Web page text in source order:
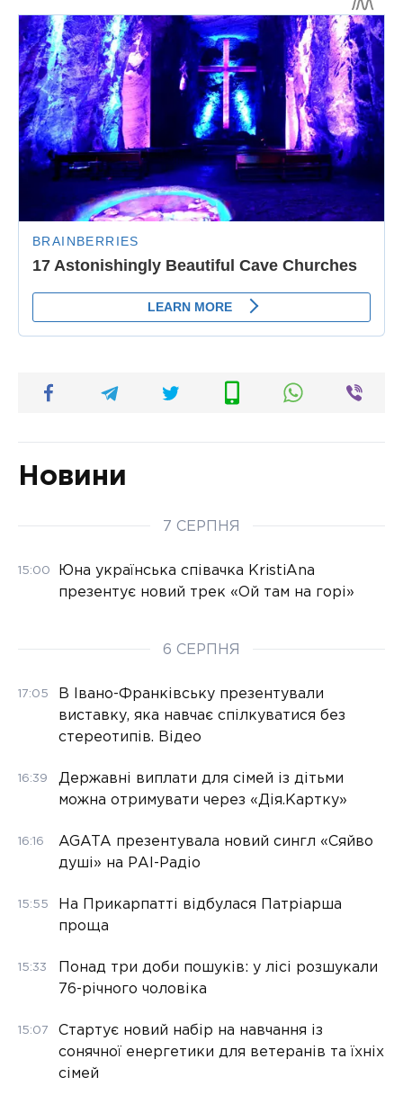
Новини
7 СЕРПНЯ
15:00
Юна українська співачка KristiAna
презентує новий трек «Ой там на горі»
6 СЕРПНЯ
17:05
В Івано-Франківську презентували
виставку, яка навчає спілкуватися без
стереотипів. Відео
16:39
Державні виплати для сімей із дітьми
можна отримувати через «Дія.Картку»
16:16
AGATA презентувала новий сингл «Сяйво
душі» на РАІ-Радіо
15:55
На Прикарпатті відбулася Патріарша
проща
15:33
Понад три доби пошуків: у лісі розшукали
76-річного чоловіка
15:07
Стартує новий набір на навчання із
сонячної енергетики для ветеранів та їхніх
сімей